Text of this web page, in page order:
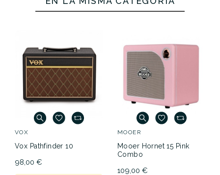
VOX
Vox Pathfinder 10
98,00 €
MOOER
Mooer Hornet 15 Pink
Combo
109,00 €